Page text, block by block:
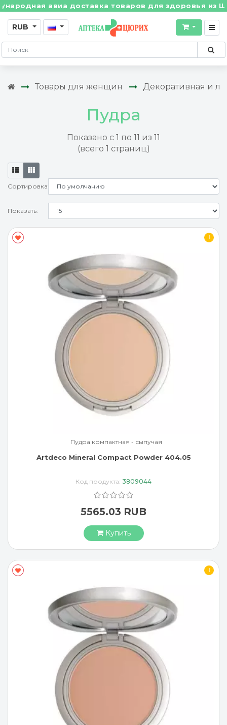
авиа доставка товаров для здоровья из
RUB
Товары для женщин Декоративная и
Пудра
Показано с 1 по 11 из 11
(всего 1 страниц)
Сортировка:
Показать:
I
Пудра компактная - сыпучая
Artdeco Mineral Compact Powder 404.05
Код продукта: 3809044
5565.03 RUB
Купить
I